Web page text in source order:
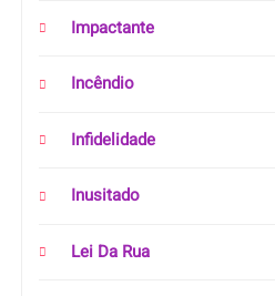
Impactante
Incêndio
Infidelidade
Inusitado
Lei Da Rua